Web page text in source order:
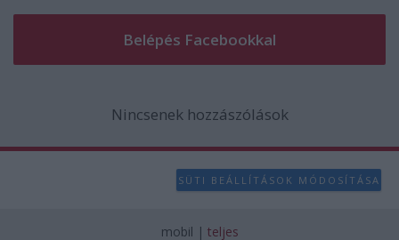
Nincsenek hozzászólások
SÜTI BEÁLLÍTÁSOK MÓDOSÍTÁSA
mobil | teljes